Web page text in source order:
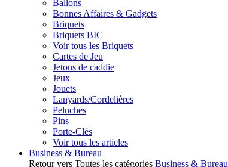
Ballons
Bonnes Affaires & Gadgets
Briquets
Briquets BIC
Voir tous les Briquets
Cartes de Jeu
Jetons de caddie
Jeux
Jouets
Lanyards/Cordelières
Peluches
Pins
Porte-Clés
Voir tous les articles
Business & Bureau
Retour vers Toutes les catégories Business & Bureau